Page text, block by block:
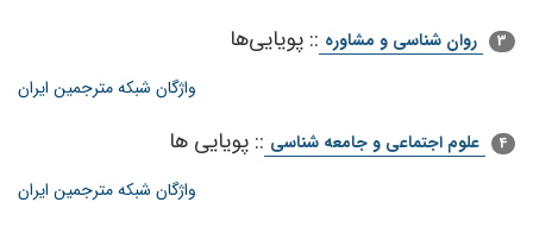
3 روان شناسی و مشاوره :: پویایی‌ها
واژگان شبکه مترجمین ایران
4 علوم اجتماعی و جامعه شناسی :: پویایی ها
واژگان شبکه مترجمین ایران